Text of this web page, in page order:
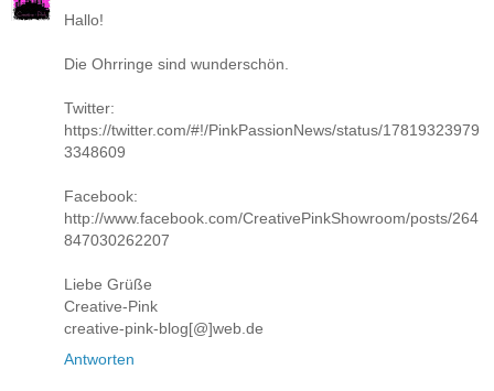
Hallo!
Die Ohrringe sind wunderschön.
Twitter:
https://twitter.com/#!/PinkPassionNews/status/17819323979
3348609
Facebook:
http://www.facebook.com/CreativePinkShowroom/posts/264
847030262207
Liebe Grüße
Creative-Pink
creative-pink-blog[@]web.de
Antworten